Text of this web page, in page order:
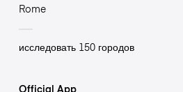
Rome
исследовать 150 городов
Official App